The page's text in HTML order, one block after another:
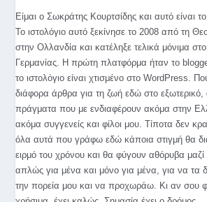
Είμαι ο Σωκράτης Κουρτσίδης και αυτό είναι
Το ιστολόγιο αυτό ξεκίνησε το 2008 από τη
στην Ολλανδία και κατέληξε τελικά μόνιμα
Γερμανίας. Η πρώτη πλατφόρμα ήταν το
το ιστολόγιο είναι χτισμένο στο WordPress.
διάφορα άρθρα για τη ζωή εδώ στο εξωτερικό,
πράγματα που με ενδιαφέρουν ακόμα στην
ακόμα συγγενείς και φίλοι μου. Τίποτα δεν
όλα αυτά που γράφω εδώ κάποια στιγμή θα
ειρμό του χρόνου και θα φύγουν αθόρυβα
απλώς για μένα και μόνο για μένα, για να τα
την πορεία μου και να προχωράω. Κι αν σου